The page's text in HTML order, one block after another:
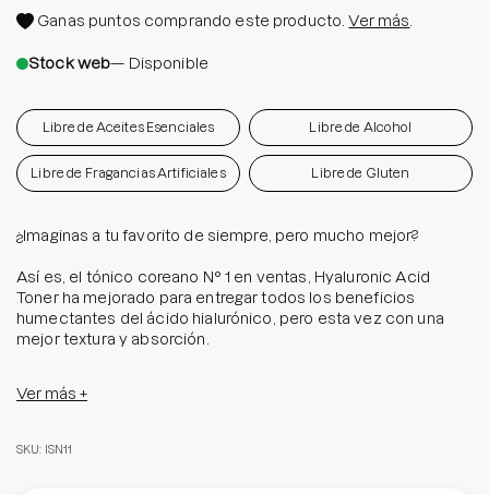
Ganas puntos comprando este producto.Ver más
Stock web— Disponible
Libre de Aceites Esenciales Libre de Alcohol
Libre de Fragancias Artificiales Libre de Gluten
¿Imaginas a tu favorito de siempre, pero mucho mejor?
Así es, el tónico coreano N° 1 en ventas, Hyaluronic Acid
Toner ha mejorado para entregar todos los beneficios
humectantes del ácido hialurónico, pero esta vez con una
mejor textura y absorción.
peso molecular, para hidratar profundamente y prevenir la
aloe vera y savia de abedul, para proporcionar toda la
Ver más +
SKU: ISN11